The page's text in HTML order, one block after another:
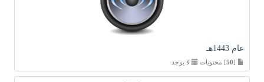
عام 1443هـ
[
50] محتويات لا يوجد